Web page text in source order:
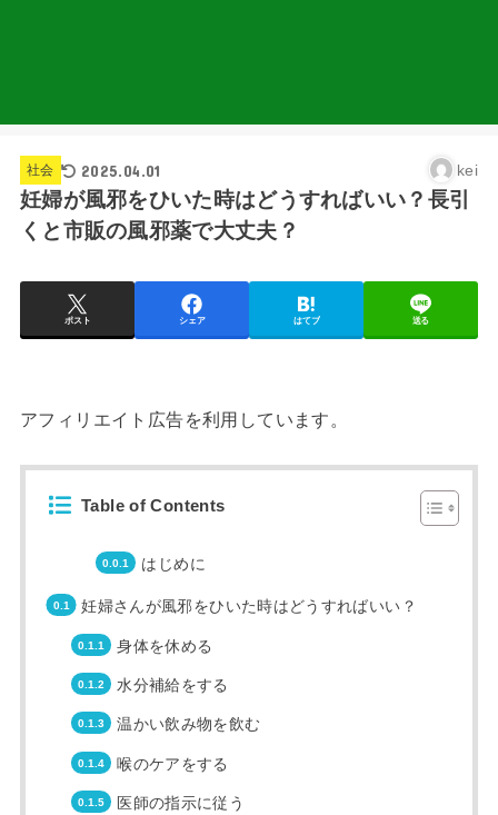
社会 2025.04.01 kei
妊婦が風邪をひいた時はどうすればいい？長引
くと市販の風邪薬で大丈夫？
ポスト シェア はてブ 送る
アフィリエイト広告を利用しています。
Table of Contents
はじめに
妊婦さんが風邪をひいた時はどうすればいい？
身体を休める
水分補給をする
温かい飲み物を飲む
喉のケアをする
医師の指示に従う